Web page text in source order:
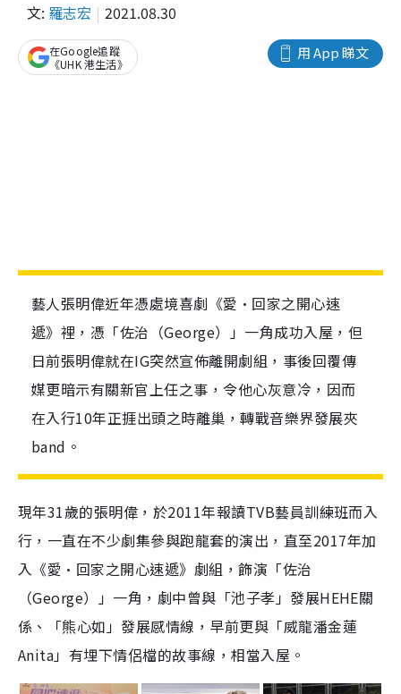
文: 羅志宏 2021.08.30
用 App 睇文
在Google追蹤
《UHK 港生活》
藝人張明偉近年憑處境喜劇《愛·回家之開心速
遞》裡，憑「佐治（George）」一角成功入屋，但
日前張明偉就在IG突然宣佈離開劇組，事後回覆傳
媒更暗示有關新官上任之事，令他心灰意冷，因而
在入行10年正捱出頭之時離巢，轉戰音樂界發展夾
band。
現年31歲的張明偉，於2011年報讀TVB藝員訓練班而入
行，一直在不少劇集參與跑龍套的演出，直至2017年加
入《愛·回家之開心速遞》劇組，飾演「佐治
（George）」一角，劇中曾與「池子孝」發展HEHE關
係、「熊心如」發展感情線，早前更與「威龍潘金蓮
Anita」有埋下情侶檔的故事線，相當入屋。